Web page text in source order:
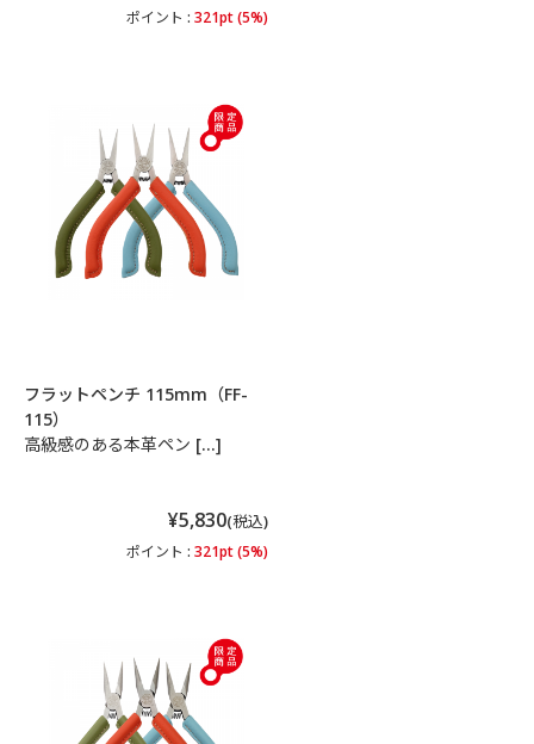
ポイント : 321pt (5%)
フラットペンチ 115mm（FF-
115）
高級感のある本革ペン […]
¥5,830(税込)
ポイント : 321pt (5%)